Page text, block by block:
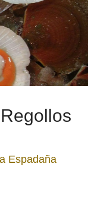
Espadaña